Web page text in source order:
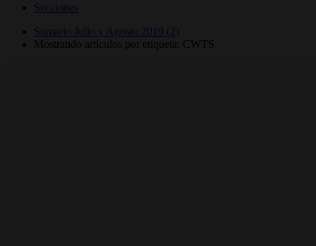
Secciones
Sumario Julio y Agosto 2019 (2)
Mostrando artículos por etiqueta: CWTS